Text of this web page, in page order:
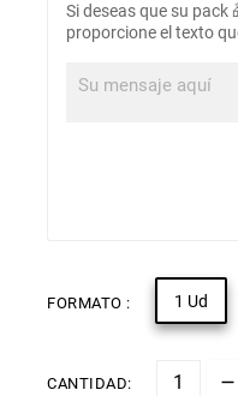
Si deseas que su
proporcione el texto
FORMATO : 1 Ud
CANTIDAD: